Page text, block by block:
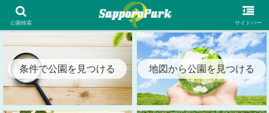
札幌市内の全公園情報を検索出来る札幌パーク（SapporoPark）
条件で公園を見つける 地図から公園を見つける
公園検索 サイドバー